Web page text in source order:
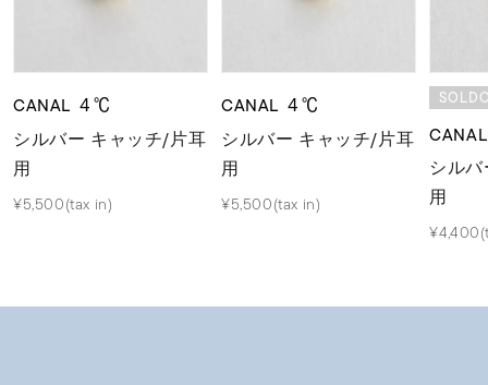
CANAL ４℃
シルバー キャッチ/片耳
用
¥5,500(tax in)
CANAL ４℃
シルバー キャッチ/片耳
用
¥5,500(tax in)
シル
用